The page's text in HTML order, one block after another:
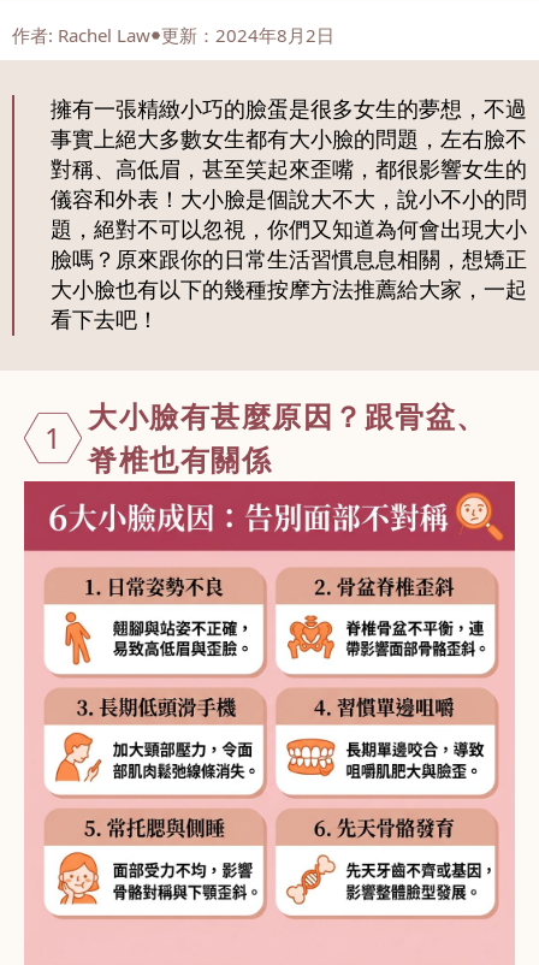
作者: Rachel Law 更新：2024年8月2日
擁有一張精緻小巧的臉蛋是很多女生的夢想，不過
事實上絕大多數女生都有大小臉的問題，左右臉不
對稱、高低眉，甚至笑起來歪嘴，都很影響女生的
儀容和外表！大小臉是個說大不大，說小不小的問
題，絕對不可以忽視，你們又知道為何會出現大小
臉嗎？原來跟你的日常生活習慣息息相關，想矯正
大小臉也有以下的幾種按摩方法推薦給大家，一起
看下去吧！
1
大小臉有甚麼原因？跟骨盆、
脊椎也有關係